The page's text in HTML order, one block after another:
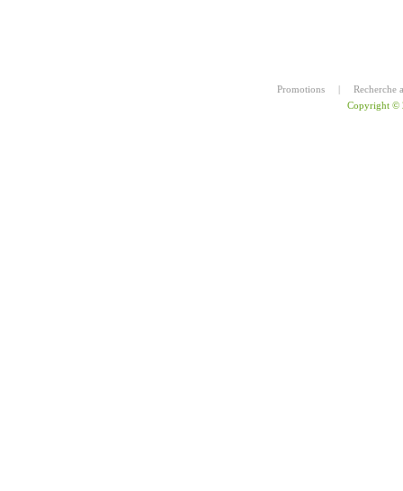
Promotions |
Recherche
Copyright ©